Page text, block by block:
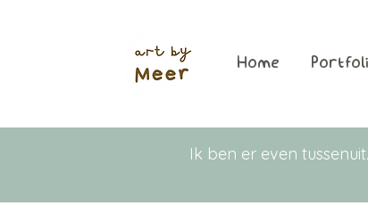
Home
Ik ben er even